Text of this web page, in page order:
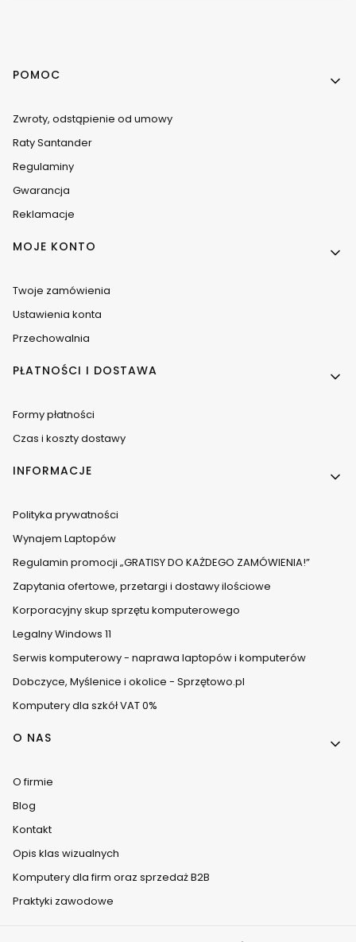
Linki w stopce
POMOC
Zwroty, odstąpienie od umowy
Raty Santander
Regulaminy
Gwarancja
Reklamacje
MOJE KONTO
Twoje zamówienia
Ustawienia konta
Przechowalnia
PŁATNOŚCI I DOSTAWA
Formy płatności
Czas i koszty dostawy
INFORMACJE
Polityka prywatności
Wynajem Laptopów
Regulamin promocji „GRATISY DO KAŻDEGO ZAMÓWIENIA!”
Zapytania ofertowe, przetargi i dostawy ilościowe
Korporacyjny skup sprzętu komputerowego
Legalny Windows 11
Serwis komputerowy - naprawa laptopów i komputerów
Dobczyce, Myślenice i okolice - Sprzętowo.pl
Komputery dla szkół VAT 0%
O NAS
O firmie
Blog
Kontakt
Opis klas wizualnych
Komputery dla firm oraz sprzedaż B2B
Praktyki zawodowe